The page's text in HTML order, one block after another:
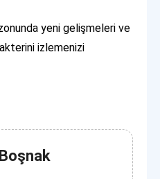
yeni gelişmeleri ve
izlemenizi